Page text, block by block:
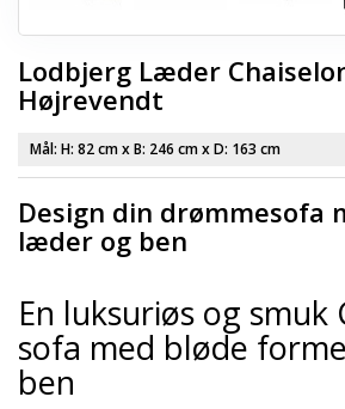
Lodbjerg Læder
Højrevendt
Mål: H: 82 cmx B: 246 cmx D: 163 cm
Design din drømmesofa
læder og ben
En luksuriøs og smuk
sofa med bløde
ben